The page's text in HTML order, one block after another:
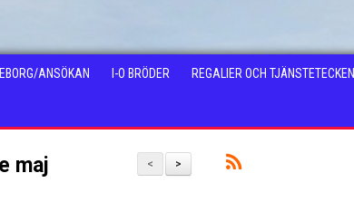
ANSÖKAN I-O BRÖDER REGALIER OCH TJÄNSTETECKEN
>
<
maj